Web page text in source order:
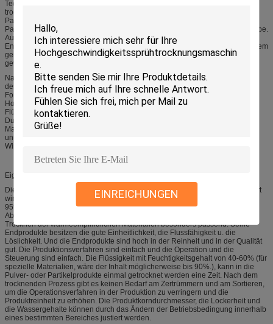
EINREICHUNGEN
Technologie und in der trocknenden Industrie am weit verbreitetsten ist. Die
trocknende Technologie ist für das Produzieren von festen Pulver- oder
Partikelprodukten aus flüssigen Materialien, wie am passendsten: fähige
Pastenzustände der Lösung, der Emulsion, der Suspendierung und der Pumpe.
Aus diesem Grund wenn die Teilchengröße und die Verteilung der
Endprodukte, der Abwässergehalt, der Volumendichte und der Partikelform dem
genauen Standard entsprechen müssen, ist Sprühtrocknung eine der
gewünschten Technologien.
Nachher gefiltert und erhitzt der Luft nimmt am Luftverteiler auf die Oberseite
des Trockners teil. Die Heißluft nimmt am Trockenraum in der gewundenen
Form gleichmäßig teil. Überschreiten durch den zentrifugalen
Hochgeschwindigkeitssprüher auf die Turmspitze, dreht sich die materielle
Flüssigkeit wird und in die extrem feinen Nebelflüssigkeitsperlen gesprüht.
Durch sehr kurze Zeit des In Verbindung tretens mit der Hitzeluft, können die
Materialien in die Endprodukte getrocknet werden. Die Endprodukte werden
ununterbrochen von der Unterseite des Trockenturms und von den
Wirbelstürmen entladen. Das Abgas wird vom Gebläse entladen.
Eigenschaft:
Die trocknende Geschwindigkeit ist, wenn die materielle Flüssigkeit atomisiert
wird, die Fläche des Materials sich erhöht groß hoch. Im Heißluftfluß wird
95%-98% des Wasserkanisters an einem Moment verdunstet. Die Zeit des
Abschlusses des Trockners ist nur einige Sekunden. Dieses ist für das
Trocknen der wärmeempfindlichen Materialien besonders passend. Seine
Endprodukte besitzen die gute Einheitlichkeit, die Flussfähigkeit u. die
Löslichkeit. Und die Endprodukte sind hoch in der Reinheit und in der Qualität
gut. Die Produktionsverfahren sind einfach und die Operation und die
Steuerung sind einfach. Die Flüssigkeit mit Feuchtigkeitsgehalt von 40-60% (für
spezielle Materialien, wäre der Inhalt möglicherweise bis 90%.), kann in die
Pulver- oder Partikelprodukte einmal getrocknet werden eine Zeit. Nach dem
trocknenden Prozess gibt es keinen Bedarf am Zertrümmern und am Sortieren,
um die Operationsverfahren in der Produktion zu verringern und die
Produktreinheit zu erhöhen. Die Produktkorndurchmesser, die Lockerheit und
die Wassergehalte können durch das Ändern der Betriebsbedingung innerhalb
eines bestimmten Bereiches justiert werden.